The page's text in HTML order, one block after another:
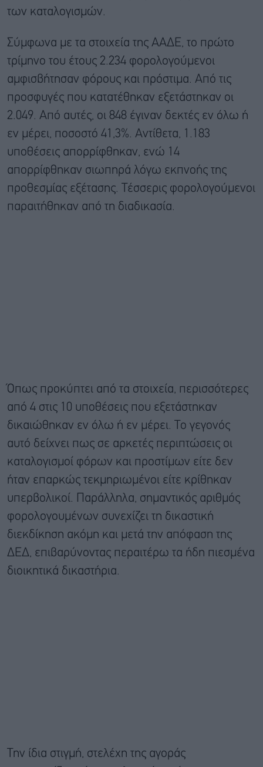
των καταλογισμών.
Σύμφωνα με τα στοιχεία της ΑΑΔΕ, το πρώτο
τρίμηνο του έτους 2.234 φορολογούμενοι
αμφισβήτησαν φόρους και πρόστιμα. Από τις
προσφυγές που κατατέθηκαν εξετάστηκαν οι
2.049. Από αυτές, οι 848 έγιναν δεκτές εν όλω ή
εν μέρει, ποσοστό 41,3%. Αντίθετα, 1.183
υποθέσεις απορρίφθηκαν, ενώ 14
απορρίφθηκαν σιωπηρά λόγω εκπνοής της
προθεσμίας εξέτασης. Τέσσερις φορολογούμενοι
παραιτήθηκαν από τη διαδικασία.
Όπως προκύπτει από τα στοιχεία, περισσότερες
από 4 στις 10 υποθέσεις που εξετάστηκαν
δικαιώθηκαν εν όλω ή εν μέρει. Το γεγονός
αυτό δείχνει πως σε αρκετές περιπτώσεις οι
καταλογισμοί φόρων και προστίμων είτε δεν
ήταν επαρκώς τεκμηριωμένοι είτε κρίθηκαν
υπερβολικοί. Παράλληλα, σημαντικός αριθμός
φορολογουμένων συνεχίζει τη δικαστική
διεκδίκηση ακόμη και μετά την απόφαση της
ΔΕΔ, επιβαρύνοντας περαιτέρω τα ήδη πιεσμένα
διοικητικά δικαστήρια.
Την ίδια στιγμή, στελέχη της αγοράς